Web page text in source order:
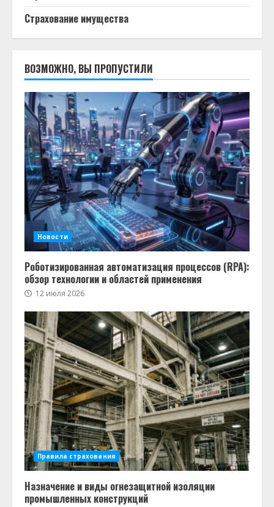
Страхование имущества
ВОЗМОЖНО, ВЫ ПРОПУСТИЛИ
Новости
Роботизированная автоматизация процессов (RPA):
обзор технологии и областей применения
12 июля 2026
Правила страхования
Назначение и виды огнезащитной изоляции
промышленных конструкций